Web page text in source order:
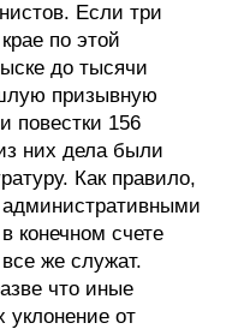
Если три
по этой
до тысячи
призывную
повестки 156
них дела были
Как правило,
административными
счете
же служат.
что иные
уклонение от